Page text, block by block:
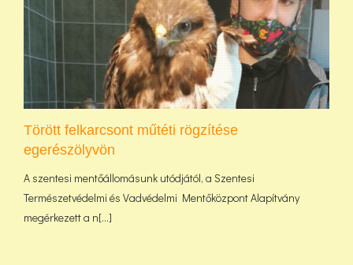
Törött felkarcsont műtéti rögzítése
egerészölyvön
A szentesi mentőállomásunk utódjától, a Szentesi
Természetvédelmi és Vadvédelmi Mentőközpont Alapítvány
megérkezett a n[...]